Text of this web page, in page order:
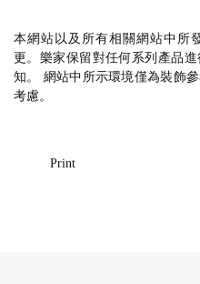
本網站以及所有相關網站中所
更。樂家保留對任何系列產品
知。 網站中所示環境僅為裝飾
考慮。
Print